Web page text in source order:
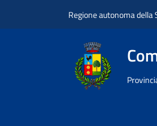
Regione autonoma della